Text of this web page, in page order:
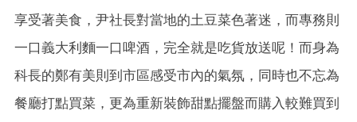
享受著美食，尹社長對當地的土豆菜色著迷，而專務則
一口義大利麵一口啤酒，完全就是吃貨放送呢！而身為
科長的鄭有美則到市區感受市內的氣氛，同時也不忘為
餐廳打點買菜，更為重新裝飾甜點擺盤而購入較難買到